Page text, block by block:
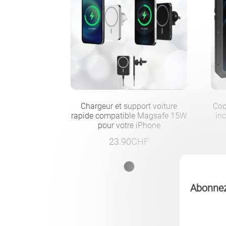
Chargeur et support voiture
rapide compatible Magsafe 15W
pour votre iPhone
23.90CHF